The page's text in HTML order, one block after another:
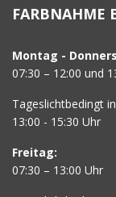
FARBNAHME
Montag -
07:30 – 12:00 und
Tageslichtbedingt
13:00 - 15:30 Uhr
Freitag:
07:30 – 13:00 Uhr